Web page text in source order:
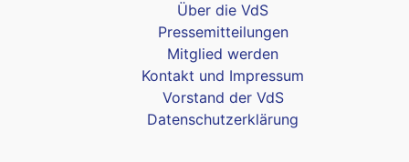
Über die VdS
Pressemitteilungen
Mitglied werden
Kontakt und Impressum
Vorstand der VdS
Datenschutzerklärung